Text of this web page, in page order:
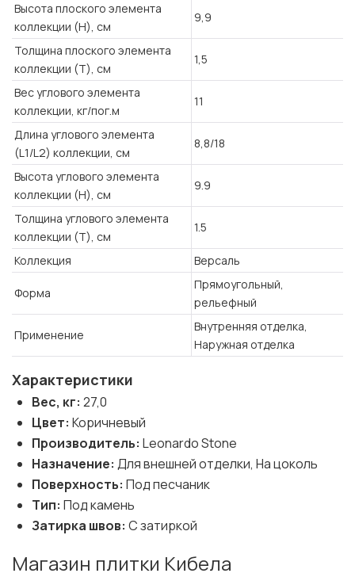
Высота плоского элемента
коллекции (H), см
9,9
Толщина плоского элемента
коллекции (T), см
1,5
Вес углового элемента
коллекции, кг/пог.м
11
Длина углового элемента
(L1/L2) коллекции, см
8,8/18
Высота углового элемента
коллекции (H), см
9.9
Толщина углового элемента
коллекции (T), см
1.5
Коллекция Версаль
Форма
Прямоугольный,
рельефный
Применение
Внутренняя отделка,
Наружная отделка
Характеристики
Вес, кг: 27,0
Цвет: Коричневый
Производитель: Leonardo Stone
Назначение: Для внешней отделки, На цоколь
Поверхность: Под песчаник
Тип: Под камень
Затирка швов: С затиркой
Магазин плитки Кибела